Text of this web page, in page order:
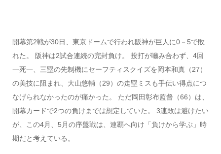
開幕第2戦が30日、東京ドームで行われ阪神が巨人に0－5で敗
れた。 阪神は2試合連続の完封負け。 投打が嚙み合わず、4回
一死一、三塁の先制機にセーフティスクイズを岡本和真（27）
の美技に阻まれ、大山悠輔（29）の走塁ミスも手伝い得点につ
なげられなかったのが痛かった。 ただ岡田彰布監督（66）は、
開幕カードで2つの負けまでは想定していた。 3連敗は避けたい
が、この4月、5月の序盤戦は、連覇へ向け「負けから学ぶ」時
期だと考えている。